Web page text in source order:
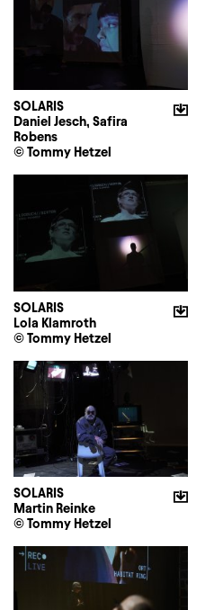
SOLARIS
Daniel Jesch, Safira
Robens
© Tommy Hetzel
SOLARIS
Lola Klamroth
© Tommy Hetzel
SOLARIS
Martin Reinke
© Tommy Hetzel